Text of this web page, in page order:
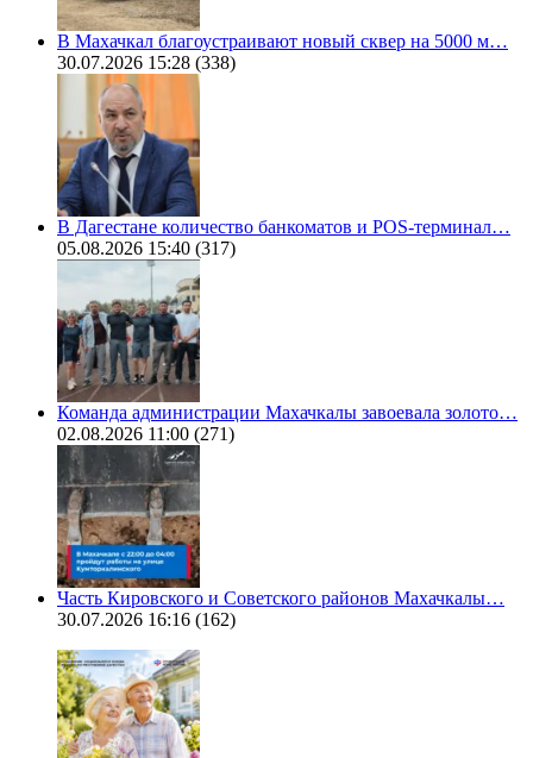
В Махачкал благоустраивают новый сквер на 5000 м…
30.07.2026 15:28 (338)
В Дагестане количество банкоматов и POS-терминал…
05.08.2026 15:40 (317)
Команда администрации Махачкалы завоевала золото…
02.08.2026 11:00 (271)
Часть Кировского и Советского районов Махачкалы…
30.07.2026 16:16 (162)